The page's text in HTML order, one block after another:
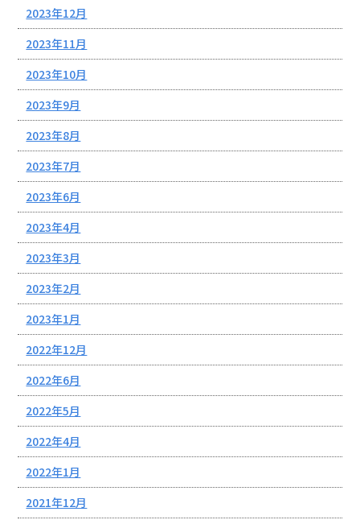
2023年12月
2023年11月
2023年10月
2023年9月
2023年8月
2023年7月
2023年6月
2023年4月
2023年3月
2023年2月
2023年1月
2022年12月
2022年6月
2022年5月
2022年4月
2022年1月
2021年12月